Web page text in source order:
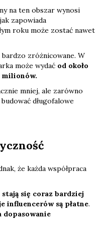
na ten obszar wynosi
zapowiada
roku może zostać nawet
zróżnicowane. W
może wydać od około
mniej, ale zarówno
długofalowe
że każda współpraca
się coraz bardziej
influencerów są płatne.
dopasowanie